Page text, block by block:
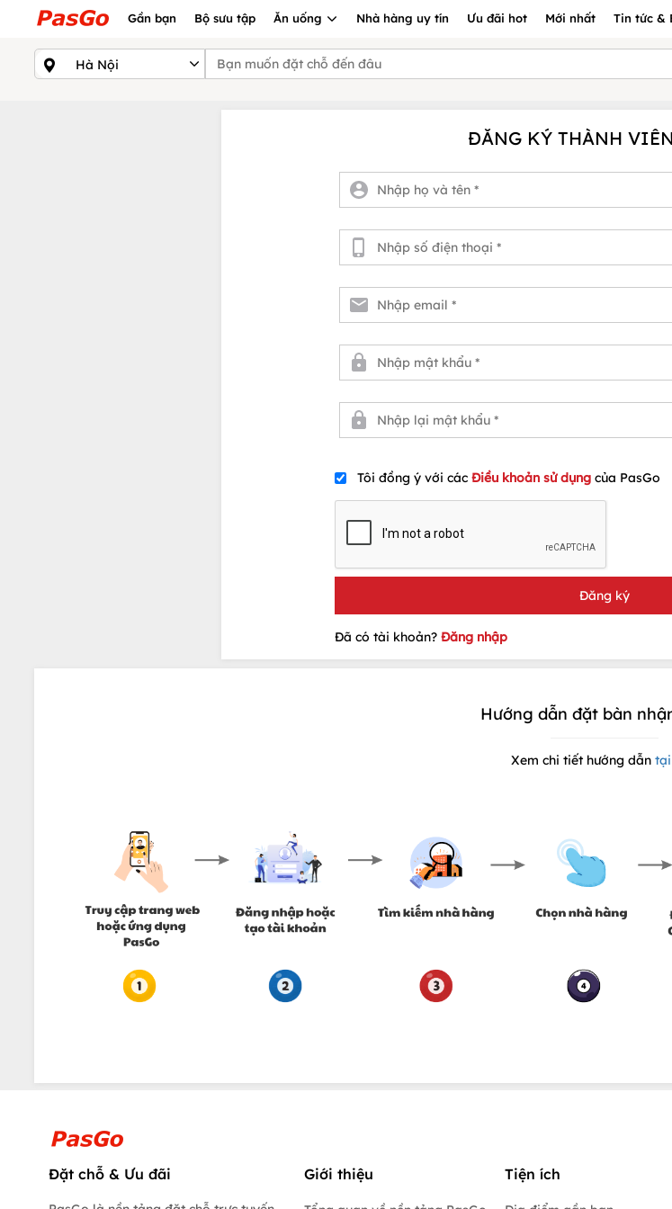
Gần bạn Bộ sưu tập Ăn uống Nhà hàng uy tín Ưu đãi hot Mới nhất Tin tức &
ĐĂNG KÝ THÀNH
Tôi đồng ý với các Điều khoản sử dụng của PasGo
Đã có tài khoản? Đăng nhập
Hướng dẫn đặt bàn
Xem chi tiết hướng dẫn
Đặt chỗ & Ưu đãi Giới thiệu Tiện ích